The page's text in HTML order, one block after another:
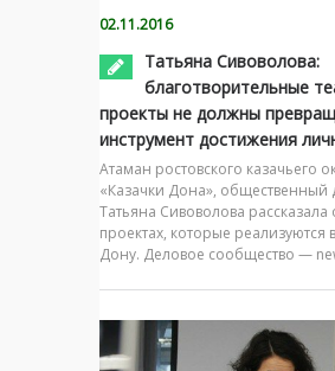
02.11.2016
Татьяна Сивоволова:
благотворительные
проекты не должны
инструмент достижения
Атаман ростовского казачьего
«Казачки Дона», общественный
Татьяна Сивоволова
проектах, которые реализуются
Дону. Деловое сообщество —